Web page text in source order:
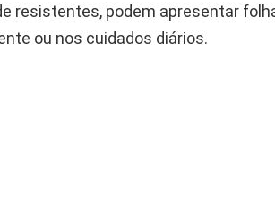
resistentes, podem apresentar
ou nos cuidados diários.